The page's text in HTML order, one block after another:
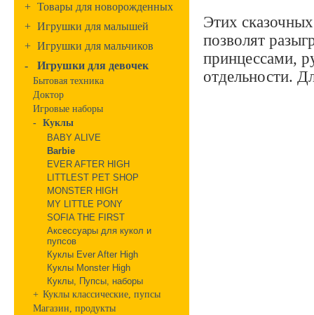
+ Товары для новорожденных
+ Игрушки для малышей
+ Игрушки для мальчиков
-
Игрушки для девочек
Бытовая техника
Доктор
Игровые наборы
- Куклы
BABY ALIVE
Barbie
EVER AFTER HIGH
LITTLEST PET SHOP
MONSTER HIGH
MY LITTLE PONY
SOFIA THE FIRST
Аксессуары для кукол и
пупсов
Куклы Ever After High
Куклы Monster High
Куклы, Пупсы, наборы
+ Куклы классические, пупсы
Магазин, продукты
Этих
позволят
принцессами,
отдельности.